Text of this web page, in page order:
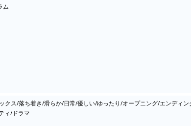
ム
ス/落ち着き/滑らか/日常/優しい/ゆったり/オープニング/エンディン
ィ/ドラマ